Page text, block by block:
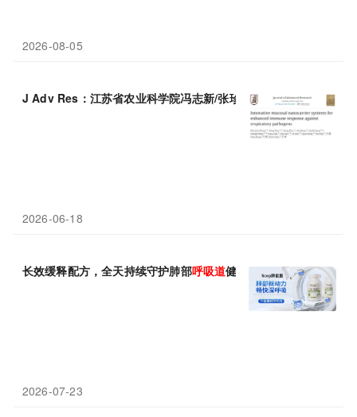
2026-08-05
J Adv Res：江苏省农业科学院冯志新/张珍珍团队，用于增强对
2026-06-18
长效缓释配方，全天持续守护肺部呼吸道健康
2026-07-23